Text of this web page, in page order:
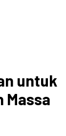
untuk
Massa